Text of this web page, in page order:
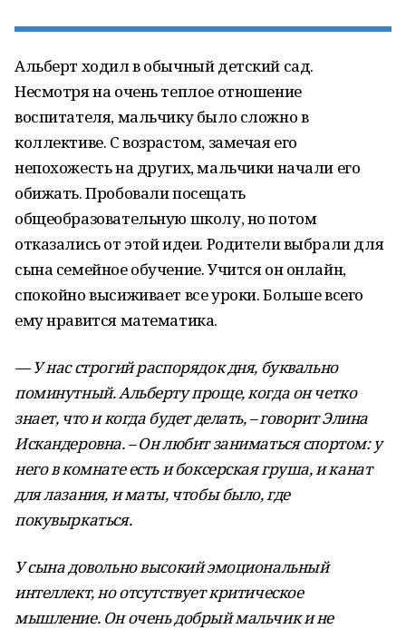
Альберт ходил в обычный детский сад.
Несмотря на очень теплое отношение
воспитателя, мальчику было сложно в
коллективе. С возрастом, замечая его
непохожесть на других, мальчики начали его
обижать. Пробовали посещать
общеобразовательную школу, но потом
отказались от этой идеи. Родители выбрали для
сына семейное обучение. Учится он онлайн,
спокойно высиживает все уроки. Больше всего
ему нравится математика.
— У нас строгий распорядок дня, буквально
поминутный. Альберту проще, когда он четко
знает, что и когда будет делать, – говорит Элина
Искандеровна. – Он любит заниматься спортом: у
него в комнате есть и боксерская груша, и канат
для лазания, и маты, чтобы было, где
покувыркаться.
У сына довольно высокий эмоциональный
интеллект, но отсутствует критическое
мышление. Он очень добрый мальчик и не